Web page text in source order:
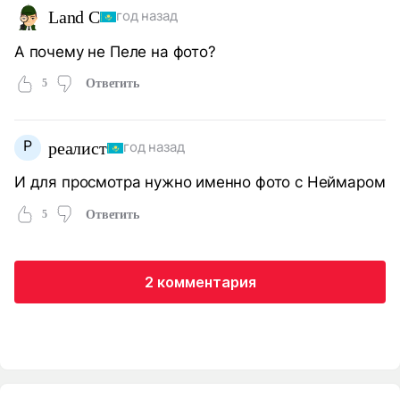
Land C год назад
А почему не Пеле на фото?
5 Ответить
Р реалист год назад
И для просмотра нужно именно фото с Неймаром
5 Ответить
2 комментария